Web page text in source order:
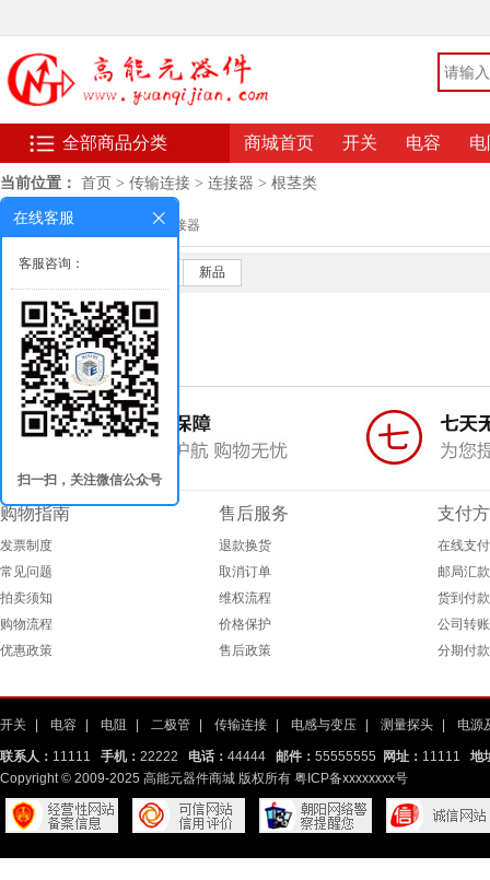
全部商品分类 商城首页 开关 电容
当前位置： 首页 > 传输连接 > 连接器 > 根茎类
分类： 连接器
默认 新品
购物指南
发票制度
常见问题
拍卖须知
购物流程
优惠政策
售后服务
退款换货
取消订单
维权流程
价格保护
售后政策
支付
在线支付
邮局汇款
货到付款
公司转账
分期付款
开关 电容 电阻 二极管 传输连接 电感与变压 测量探头 电源
联系人： 11111 手机： 22222 电话： 44444 邮件： 55555555 网址： 11111 地
Copyright © 2009-2025 高能元器件商城 版权所有 粤ICP备xxxxxxxx号
在线客服
客服咨询：
扫一扫，关注微信公众号